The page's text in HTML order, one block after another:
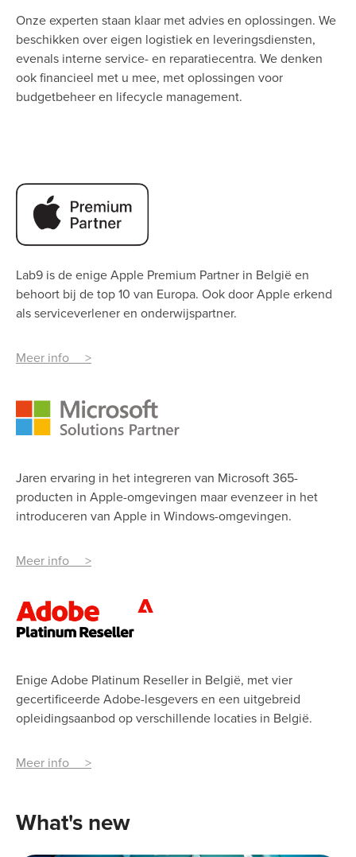
Onze experten staan klaar met advies en oplossingen. We
beschikken over eigen logistiek en leveringsdiensten,
evenals interne service- en reparatiecentra. We denken
ook financieel met u mee, met oplossingen voor
budgetbeheer en lifecycle management.
Lab9 is de enige Apple Premium Partner in België en
behoort bij de top 10 van Europa. Ook door Apple erkend
als serviceverlener en onderwijspartner.
Meer info >
Jaren ervaring in het integreren van Microsoft 365-
producten in Apple-omgevingen maar evenzeer in het
introduceren van Apple in Windows-omgevingen.
Meer info >
Enige Adobe Platinum Reseller in België, met vier
gecertificeerde Adobe-lesgevers en een uitgebreid
opleidingsaanbod op verschillende locaties in België.
Meer info >
What's new